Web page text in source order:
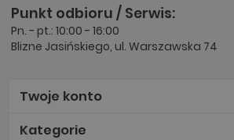
Punkt odbioru / Serwis:
Pn. - pt.: 10:00 - 16:00
Blizne Jasińskiego, ul. Warszawska 74
Twoje konto
Kategorie